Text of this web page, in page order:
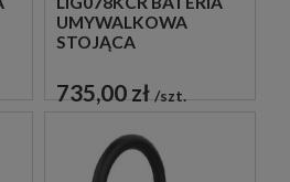
UMYWALKOWA
STOJĄCA
CHROM
735,00 zł szt.